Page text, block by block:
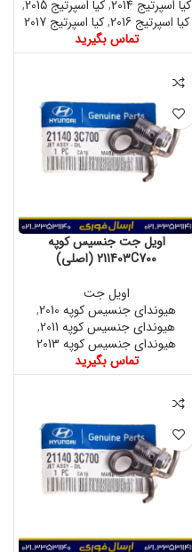
کیا اسپرتیج 2014 ,کیا اسپرتیج 2015
,
کیا اسپرتیج 2016
,کیا اسپرتیج 2017
تماس بگیرید
اویل جت جنسیس کوپه
211403C700 (اصلی)
اویل جت
هیوندای جنسیس کوپه 2010
,
هیوندای جنسیس کوپه 2011
,
هیوندای جنسیس کوپه 2013
تماس بگیرید